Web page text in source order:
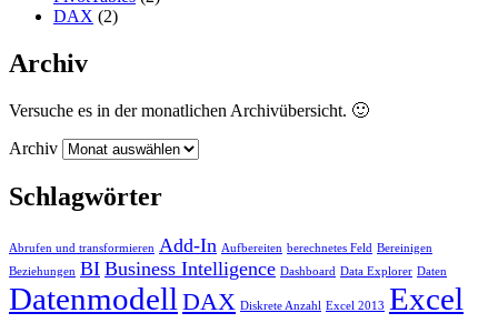
DAX (2)
Archiv
Versuche es in der monatlichen Archivübersicht. 🙂
Archiv
Schlagwörter
Abrufen und transformieren Add-In Aufbereiten berechnetes Feld Bereinigen
Beziehungen BI Business Intelligence Dashboard Data Explorer Daten
Datenmodell DAX Diskrete Anzahl Excel 2013 Excel